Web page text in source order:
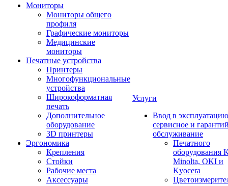
Мониторы
Мониторы общего
профиля
Графические мониторы
Медицинские
мониторы
Печатные устройства
Принтеры
Многофункциональные
устройства
Широкоформатная
печать
Дополнительное
оборудование
3D принтеры
Эргономика
Крепления
Стойки
Рабочие места
Аксессуары
Услуги
Ввод в
сервисное и
обслуживание
Печатного
оборудования
Minolta, OKI и
Kyocera